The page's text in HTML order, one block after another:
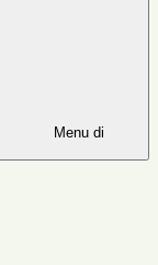
Menu di